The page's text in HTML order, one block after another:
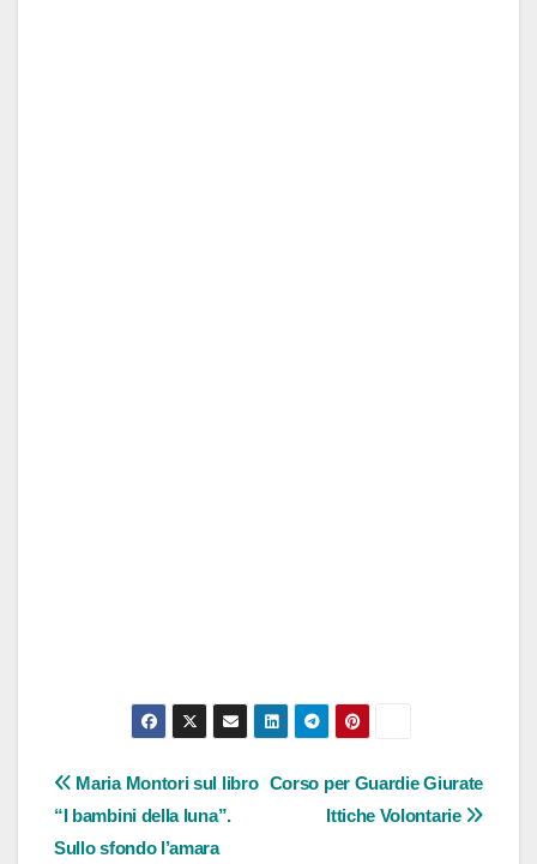
Navigazione
articoli
Corso per Guardie Giurate
Ittiche Volontarie
Maria Montori sul libro
“I bambini della luna”.
Sullo sfondo l’amara